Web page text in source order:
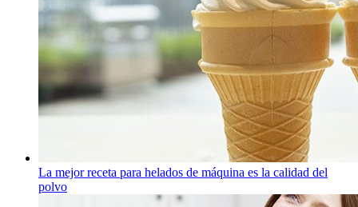
La mejor receta para helados de máquina es la calidad del
polvo